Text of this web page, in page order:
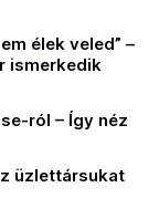
élek veled” –
ismerkedik
ról – Így néz
üzlettársukat